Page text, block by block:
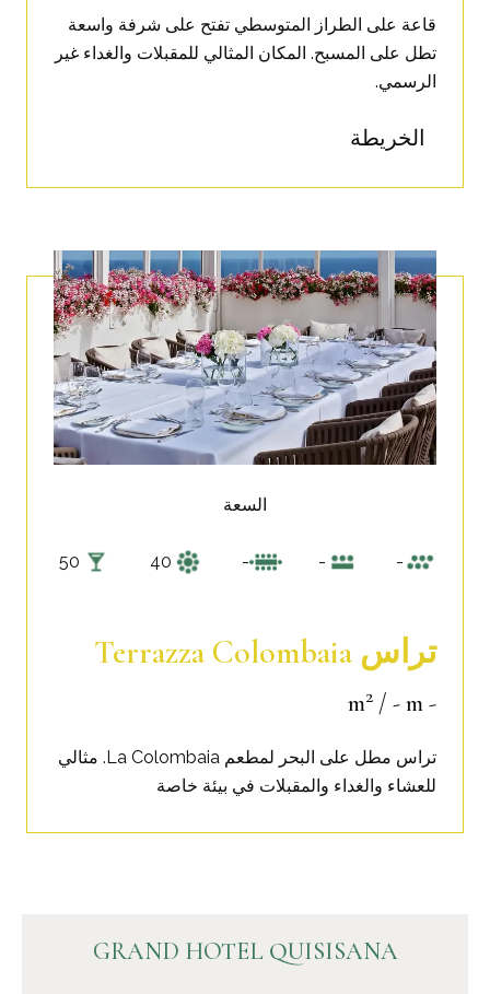
قاعة على الطراز المتوسطي تفتح على شرفة واسعة
تطل على المسبح. المكان المثالي للمقبلات والغداء غير
الرسمي.
الخريطة
تراس Terrazza Colombaia
- m
2 / - m
تراس مطل على البحر لمطعم La Colombaia. مثالي
للعشاء والغداء والمقبلات في بيئة خاصة
السعة
-
-
-
40
50
GRAND HOTEL QUISISANA